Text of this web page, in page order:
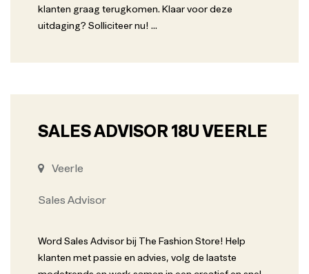
klanten graag terugkomen. Klaar voor deze
uitdaging? Solliciteer nu! ...
SALES ADVISOR 18U VEERLE
Veerle
Sales Advisor
Word Sales Advisor bij The Fashion Store! Help
klanten met passie en advies, volg de laatste